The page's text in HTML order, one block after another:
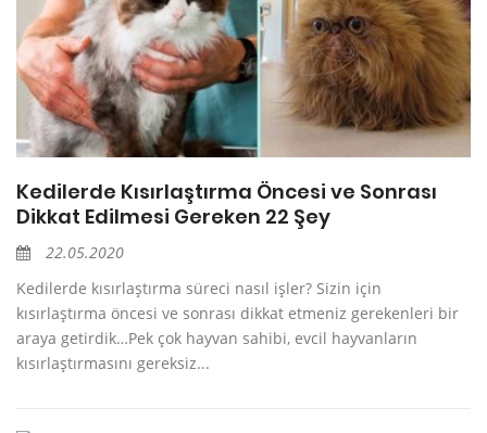
Kedilerde Kısırlaştırma Öncesi ve Sonrası
Dikkat Edilmesi Gereken 22 Şey
22.05.2020
Kedilerde kısırlaştırma süreci nasıl işler? Sizin için
kısırlaştırma öncesi ve sonrası dikkat etmeniz gerekenleri bir
araya getirdik…Pek çok hayvan sahibi, evcil hayvanların
kısırlaştırmasını gereksiz...